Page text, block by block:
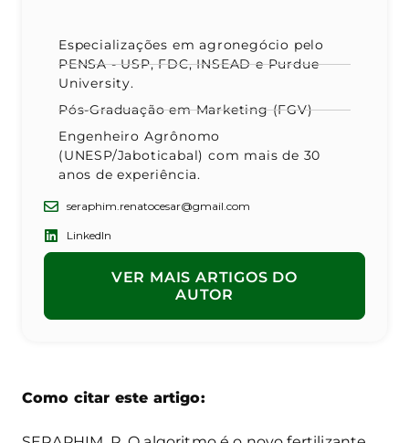
Especializações em agronegócio pelo
PENSA - USP, FDC, INSEAD e Purdue
University.
Pós-Graduação em Marketing (FGV)
Engenheiro Agrônomo
(UNESP/Jaboticabal) com mais de 30
anos de experiência.
seraphim.renatocesar@gmail.com
LinkedIn
VER MAIS ARTIGOS DO
AUTOR
Como citar este artigo: